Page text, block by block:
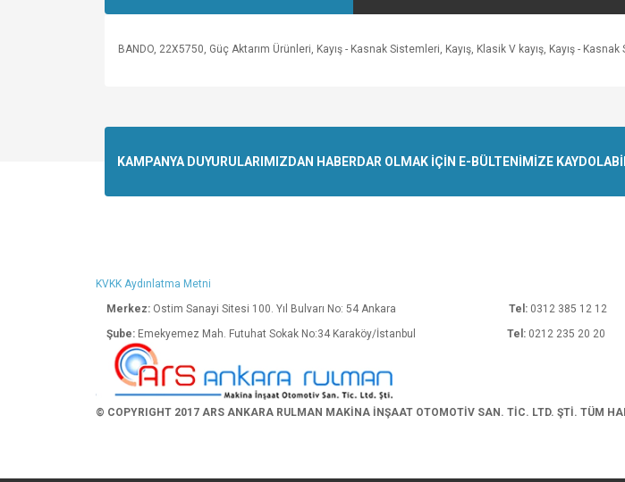
BANDO, 22X5750, Güç Aktarım Ürünleri, Kayış - Kasnak Sistemleri, Kayış, Klasik V kayış, Kayış -
Ürün resmi kalitesiz, bozuk veya görüntülenemiyor.
KAMPANYA DUYURULARIMIZDAN HABERDAR OLMAK İÇİN E-BÜLTENİMİZE
KVKK Aydınlatma Metni
Merkez: Ostim Sanayi Sitesi 100. Yıl Bulvarı No: 54 Ankara Tel: 0312 385 12
Şube: Emekyemez Mah. Futuhat Sokak No:34 Karaköy/İstanbul Tel: 0212 235 20
© COPYRIGHT 2017 ARS ANKARA RULMAN MAKİNA İNŞAAT OTOMOTİV SAN. TİC. LTD. ŞTİ. TÜM